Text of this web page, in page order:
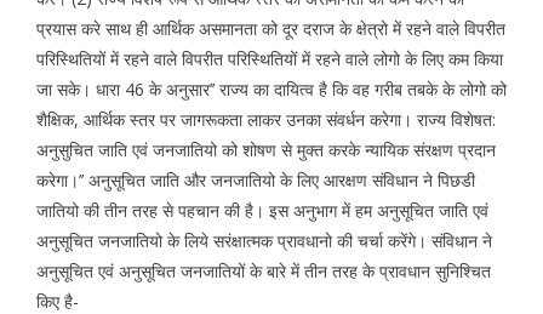
प्रयास करे साथ ही आर्थिक असमानता को दूर दराज के क्षेत्रो में रहने वाले विपरीत
परिस्थितियों में रहने वाले विपरीत परिस्थितियों में रहने वाले लोगो के लिए कम किया
जा सके। धारा 46 के अनुसार’’ राज्य का दायित्व है कि वह गरीब तबके के लोगो को
शैक्षिक, आर्थिक स्तर पर जागरूकता लाकर उनका संवर्धन करेगा। राज्य विशेषत:
अनुसुचित जाति एवं जनजातियो को शोषण से मुक्त करके न्यायिक संरक्षण प्रदान
करेगा।’’ अनुसूचित जाति और जनजातियो के लिए आरक्षण संविधान ने पिछडी
जातियो की तीन तरह से पहचान की है। इस अनुभाग में हम अनुसूचित जाति एवं
अनुसूचित जनजातियो के लिये सरंक्षात्मक प्रावधानो की चर्चा करेंगे। संविधान ने
अनुसूचित एवं अनुसूचित जनजातियों के बारे में तीन तरह के प्रावधान सुनिश्चित
किए है-